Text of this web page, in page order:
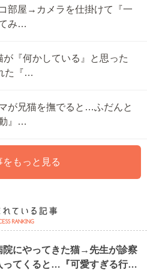
部屋→カメラを仕掛けて『一
み…
『何かしている』と思った
た『…
が兄猫を撫でると…ふだんと
』…
をもっと見る
院にやってきた猫→先生が診察
ってくると…『可愛すぎる行…